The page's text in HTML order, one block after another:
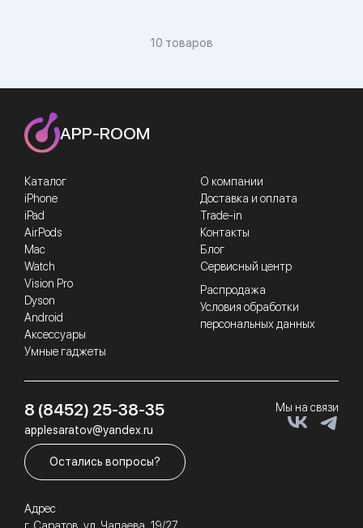
10 товаров
Каталог
iPhone
iPad
AirPods
Mac
Watch
Vision Pro
Dyson
Android
Аксессуары
Умные гаджеты
О компании
Доставка и оплата
Trade-in
Контакты
Блог
Сервисный центр
Распродажа
Условия обработки
персональных данных
APP-ROOM
8 (8452) 25-38-35
applesaratov@yandex.ru
Остались вопросы?
Адрес
Мы на связи